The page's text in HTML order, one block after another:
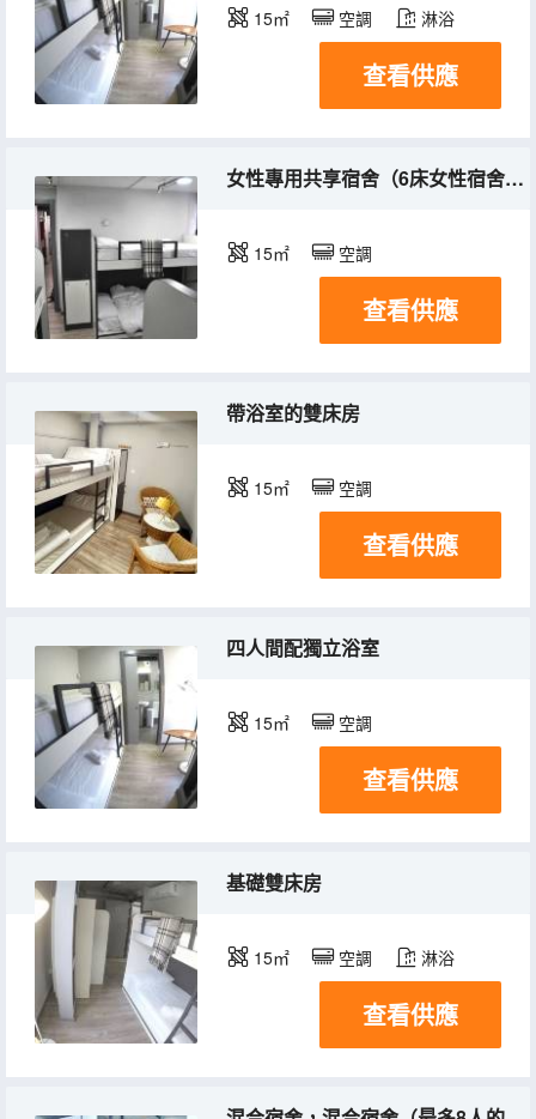
15㎡ 空調 淋浴
查看供應
女性專用共享宿舍（6床女性宿舍房間內的床位）
15㎡ 空調
查看供應
帶浴室的雙床房
15㎡ 空調
查看供應
四人間配獨立浴室
15㎡ 空調
查看供應
基礎雙床房
15㎡ 空調 淋浴
查看供應